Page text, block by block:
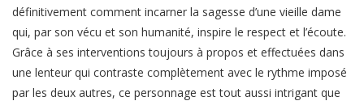
définitivement comment incarner la sagesse d’une vieille dame
qui, par son vécu et son humanité, inspire le respect et l’écoute.
Grâce à ses interventions toujours à propos et effectuées dans
une lenteur qui contraste complètement avec le rythme imposé
par les deux autres, ce personnage est tout aussi intrigant que